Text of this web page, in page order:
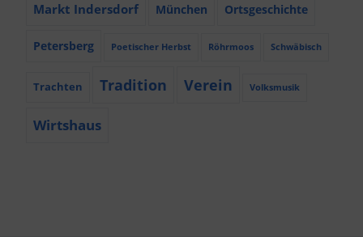
Markt Indersdorf München Ortsgeschichte
Petersberg Poetischer Herbst Röhrmoos Schwäbisch
Trachten Tradition Verein Volksmusik
Wirtshaus